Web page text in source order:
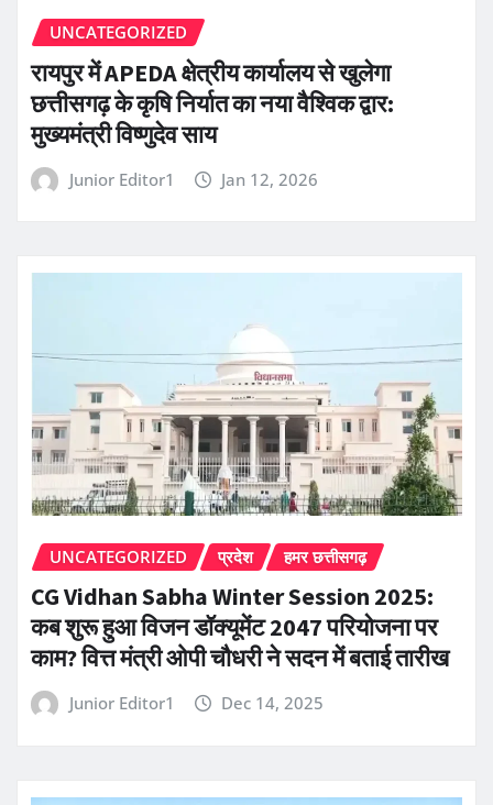
UNCATEGORIZED
रायपुर में APEDA क्षेत्रीय कार्यालय से खुलेगा
छत्तीसगढ़ के कृषि निर्यात का नया वैश्विक द्वार:
मुख्यमंत्री विष्णुदेव साय
Junior Editor1 Jan 12, 2026
UNCATEGORIZED प्रदेश हमर छत्तीसगढ़
CG Vidhan Sabha Winter Session 2025:
कब शुरू हुआ विजन डॉक्यूमेंट 2047 परियोजना पर
काम? वित्त मंत्री ओपी चौधरी ने सदन में बताई तारीख
Junior Editor1 Dec 14, 2025